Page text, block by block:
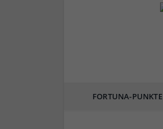
FORTUNA-PUNKTE
Die 7
von RAINER BARTEL